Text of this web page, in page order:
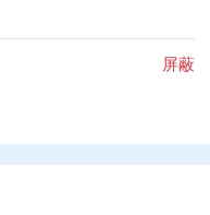
屏蔽